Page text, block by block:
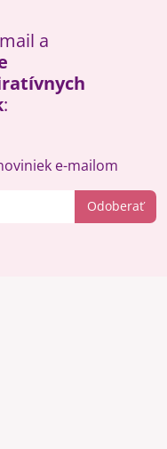
a
:
Odoberať
e-mailom